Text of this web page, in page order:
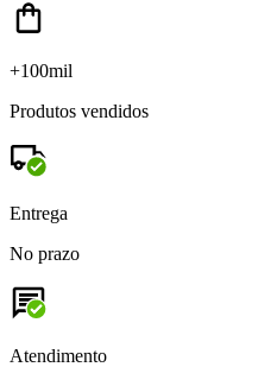
+100mil
Produtos vendidos
Entrega
No prazo
Atendimento